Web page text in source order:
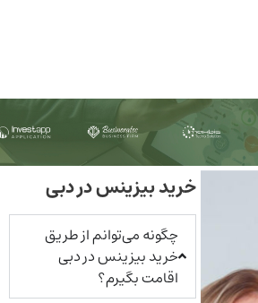
خرید بیزینس در دبی
چگونه می‌توانم از طریق
خرید بیزینس در دبی
اقامت بگیرم؟